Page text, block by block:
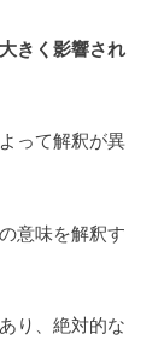
きく影響され
って解釈が異
意味を解釈す
り、絶対的な